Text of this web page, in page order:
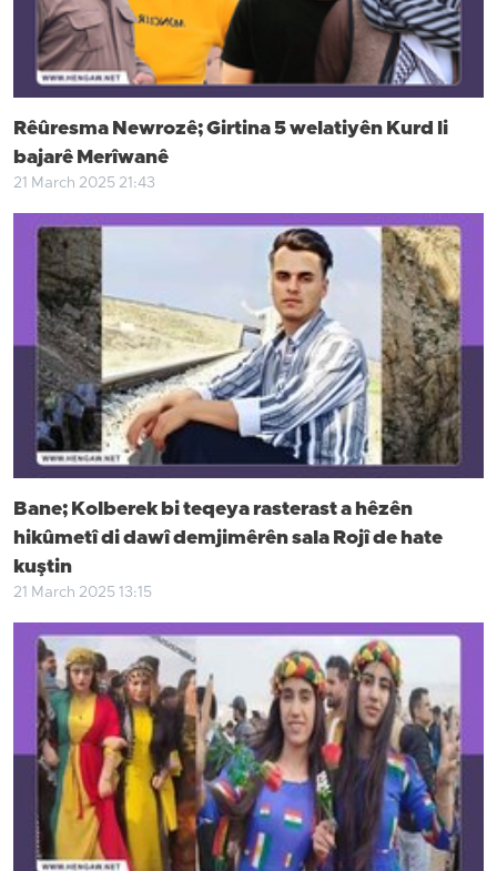
Rêûresma Newrozê; Girtina 5 welatiyên Kurd li
bajarê Merîwanê
21 March 2025 21:43
Bane; Kolberek bi teqeya rasterast a hêzên
hikûmetî di dawî demjimêrên sala Rojî de hate
kuştin
21 March 2025 13:15